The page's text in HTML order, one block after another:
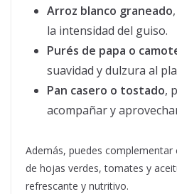
Arroz blanco graneado
la intensidad del guiso.
Purés de papa o
suavidad y dulzura al
Pan casero o tostado,
acompañar y
Además, puedes complementar
de hojas verdes, tomates y
refrescante y nutritivo.